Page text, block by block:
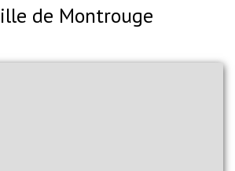
de Montrouge